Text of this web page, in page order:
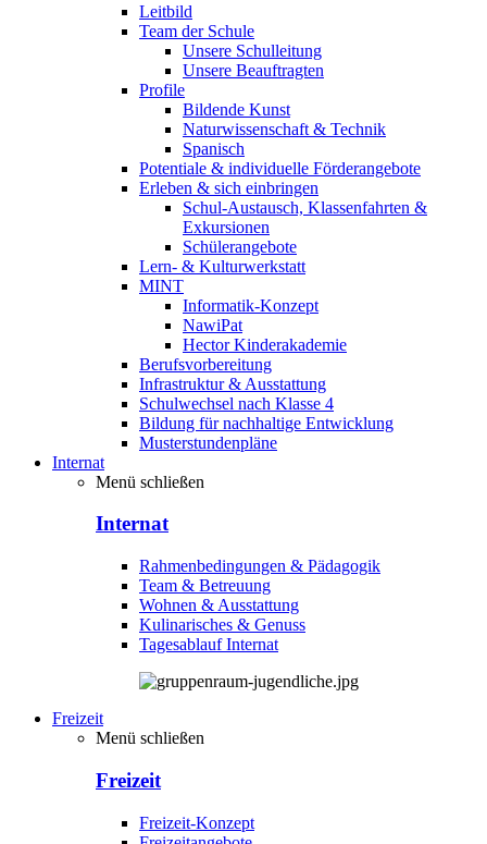
Leitbild
Team der Schule
Unsere Schulleitung
Unsere Beauftragten
Profile
Bildende Kunst
Naturwissenschaft & Technik
Spanisch
Potentiale & individuelle Förderangebote
Erleben & sich einbringen
Schul-Austausch, Klassenfahrten &
Exkursionen
Schülerangebote
Lern- & Kulturwerkstatt
MINT
Informatik-Konzept
NawiPat
Hector Kinderakademie
Berufsvorbereitung
Infrastruktur & Ausstattung
Schulwechsel nach Klasse 4
Bildung für nachhaltige Entwicklung
Musterstundenpläne
Internat
Menü schließen
Internat
Rahmenbedingungen & Pädagogik
Team & Betreuung
Wohnen & Ausstattung
Kulinarisches & Genuss
Tagesablauf Internat
Freizeit
Menü schließen
Freizeit
Freizeit-Konzept